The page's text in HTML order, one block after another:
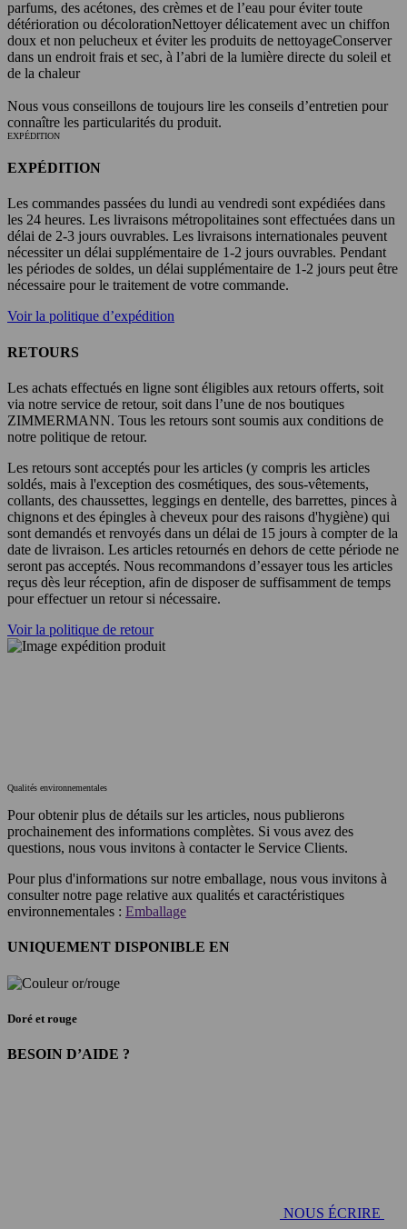
parfums, des acétones, des crèmes et de l’eau pour éviter toute
détérioration ou décolorationNettoyer délicatement avec un chiffon
doux et non pelucheux et éviter les produits de nettoyageConserver
dans un endroit frais et sec, à l’abri de la lumière directe du soleil et
de la chaleur
Nous vous conseillons de toujours lire les conseils d’entretien pour
connaître les particularités du produit.
EXPÉDITION
EXPÉDITION
Les commandes passées du lundi au vendredi sont expédiées dans
les 24 heures. Les livraisons métropolitaines sont effectuées dans un
délai de 2-3 jours ouvrables. Les livraisons internationales peuvent
nécessiter un délai supplémentaire de 1-2 jours ouvrables. Pendant
les périodes de soldes, un délai supplémentaire de 1-2 jours peut être
nécessaire pour le traitement de votre commande.
Voir la politique d’expédition
RETOURS
Les achats effectués en ligne sont éligibles aux retours offerts, soit
via notre service de retour, soit dans l’une de nos boutiques
ZIMMERMANN. Tous les retours sont soumis aux conditions de
notre politique de retour.
Les retours sont acceptés pour les articles (y compris les articles
soldés, mais à l'exception des cosmétiques, des sous-vêtements,
collants, des chaussettes, leggings en dentelle, des barrettes, pinces à
chignons et des épingles à cheveux pour des raisons d'hygiène) qui
sont demandés et renvoyés dans un délai de 15 jours à compter de la
date de livraison. Les articles retournés en dehors de cette période ne
seront pas acceptés. Nous recommandons d’essayer tous les articles
reçus dès leur réception, afin de disposer de suffisamment de temps
pour effectuer un retour si nécessaire.
Voir la politique de retour
Qualités environnementales
Pour obtenir plus de détails sur les articles, nous publierons
prochainement des informations complètes. Si vous avez des
questions, nous vous invitons à contacter le Service Clients.
Pour plus d'informations sur notre emballage, nous vous invitons à
consulter notre page relative aux qualités et caractéristiques
environnementales : Emballage
UNIQUEMENT DISPONIBLE EN
Doré et rouge
BESOIN D’AIDE ?
NOUS ÉCRIRE